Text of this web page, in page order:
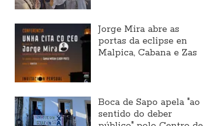
Jorge Mira abre as
portas da eclipse en
Malpica, Cabana e Zas
Boca de Sapo apela "ao
sentido do deber